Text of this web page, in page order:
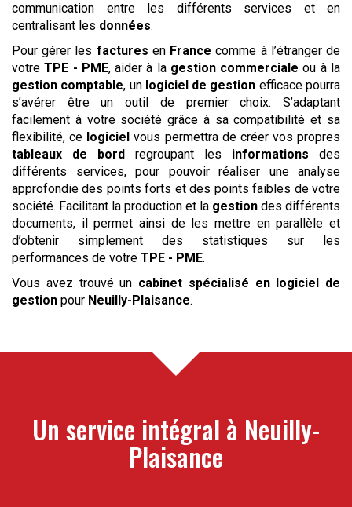
communication entre les différents services et en
centralisant les données.
Pour gérer les factures en France comme à l’étranger de
votreTPE - PME, aider à la gestion commerciale ou à la
gestion comptable, un logiciel de gestion efficace pourra
s’avérer être un outil de premier choix. S’adaptant
facilement à votre société grâce à sa compatibilité et sa
flexibilité, ce logiciel vous permettra de créer vos propres
tableaux de bord
regroupant les informations des
différents services, pour pouvoir réaliser une analyse
approfondie des points forts et des points faibles de votre
société. Facilitant la production et la gestion des différents
documents, il permet ainsi de les mettre en parallèle et
d’obtenir simplement des statistiques sur les
performances de votre TPE - PME.
Vous avez trouvé un cabinet spécialisé en logiciel de
gestion pour Neuilly-Plaisance.
Un service intégral à Neuilly-
Plaisance